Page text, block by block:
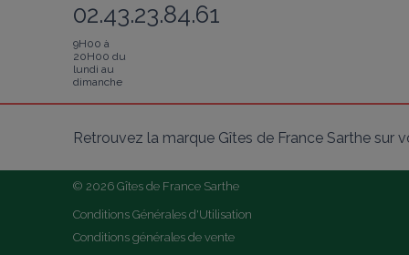
02.43.23.84.61
9H00 à
20H00 du
lundi au
dimanche
Retrouvez la marque Gîtes de France Sarthe sur
© 2026 Gîtes de France Sarthe
Conditions Générales d'Utilisation
Conditions générales de vente